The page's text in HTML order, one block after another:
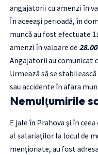
angajatorii cu amenzi în
În aceeaşi perioadă, în
muncă au fost efectuate 1
amenzi în valoare de
Angajatorii au comunicat
Urmează să se
sau accidente în afara
Nemulţumirile
E jale în Prahova şi în
al salariaţilor la locul de
menţionate, au fost